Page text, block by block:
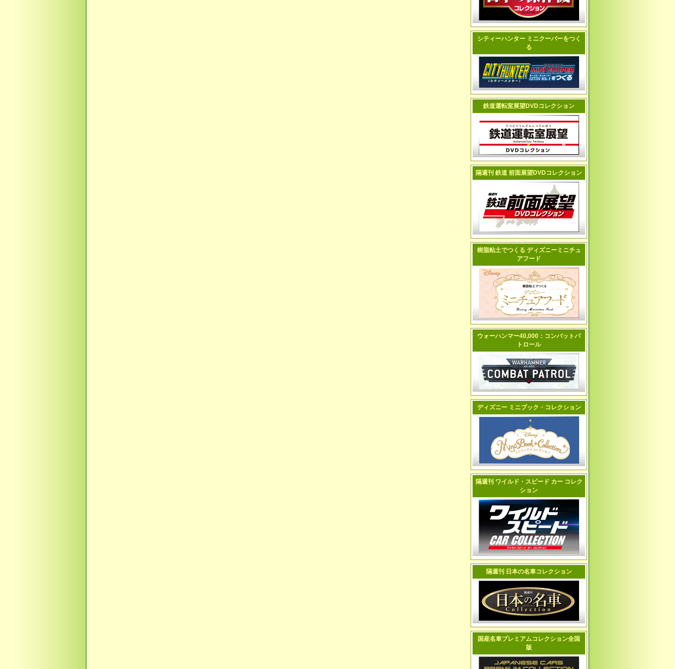
シティーハンター ミニクーパーをつく
る
鉄道運転室展望DVDコレクション
隔週刊 鉄道 前面展望DVDコレクション
樹脂粘土でつくる ディズニーミニチュ
アフード
ウォーハンマー40,000：コンバットパ
トロール
ディズニー ミニブック・コレクション
隔週刊 ワイルド・スピード カー コレク
ション
隔週刊 日本の名車コレクション
国産名車プレミアムコレクション全国
版